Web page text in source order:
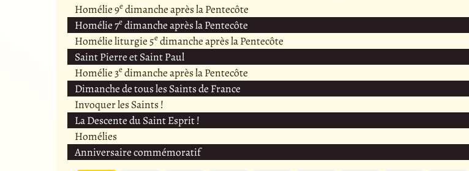
Homélie 9edimanche après la Pentecôte
Homélie 7edimanche après la Pentecôte
Homélie liturgie 5edimanche après la Pentecôte
Saint Pierre et Saint Paul
Homélie 3edimanche après la Pentecôte
Dimanche de tous les Saints de France
Invoquer les Saints !
La Descente du Saint Esprit !
Homélies
Anniversaire commémoratif